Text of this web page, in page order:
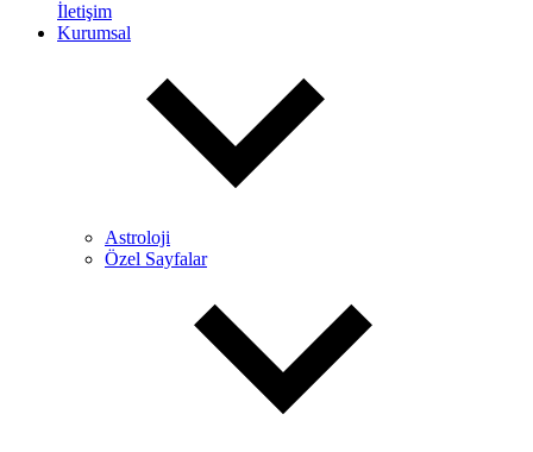
İletişim
Kurumsal
Astroloji
Özel Sayfalar